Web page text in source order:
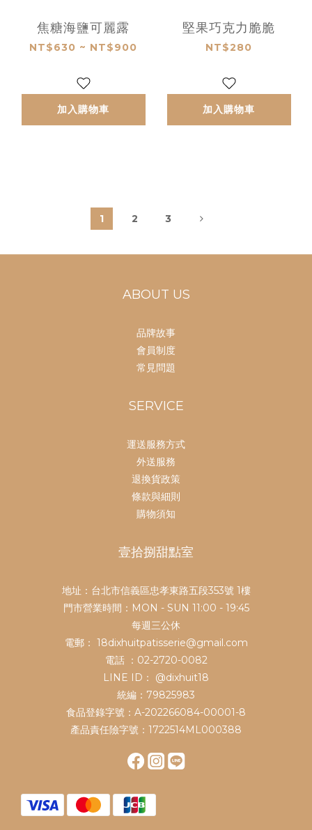
焦糖海鹽可麗露
NT$630 ~ NT$900
加入購物車
堅果巧克力脆脆
NT$280
加入購物車
1 2 3
ABOUT US
品牌故事
會員制度
常見問題
SERVICE
運送服務方式
外送服務
退換貨政策
條款與細則
購物須知
壹拾捌甜點室
地址：台北市信義區忠孝東路五段353號 1樓
門市營業時間：MON - SUN 11:00 - 19:45
每週三公休
電郵： 18dixhuitpatisserie@gmail.com
電話 ：02-2720-0082
LINE ID：
@dixhuit18
統編：79825983
食品登錄字號：A-202266084-00001-8
產品責任險字號：1722514ML000388